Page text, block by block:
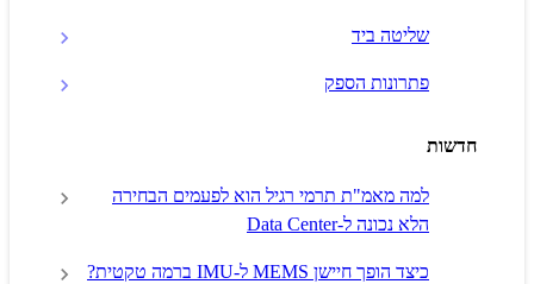
שליטה ביד
פתרונות הספק
חדשות
למה מאמ"ת תרמי רגיל הוא לפעמים הבחירה
הלא נכונה ל-Data Center
כיצד הופך חיישן MEMS ל-IMU ברמה טקטית?